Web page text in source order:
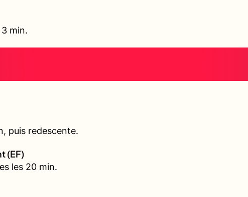
min.
puis redescente.
(EF)
les 20 min.